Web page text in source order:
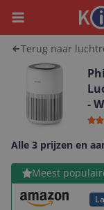
Menu
Terug naar
-
Alle 3 prijzen en
Meest
Bekijk product